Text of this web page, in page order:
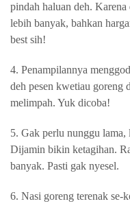
pindah haluan deh.
lebih banyak, bahkan
best sih!
4. Penampilannya
deh pesen kwetiau goreng
melimpah. Yuk dicoba!
5. Gak perlu nunggu lama,
Dijamin bikin ketagihan.
banyak. Pasti gak nyesel.
6. Nasi goreng terenak se-